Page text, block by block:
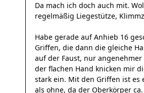
Da mach ich doch auch mit.
regelmäßig Liegestütze,
Habe gerade auf Anhieb 16
Griffen, die dann die gleiche
auf der Faust, nur
der flachen Hand knicken mir
stark ein. Mit den Griffen ist es
als ohne, da der Oberkörper